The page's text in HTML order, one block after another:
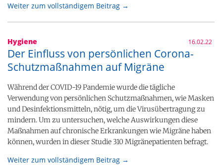
Weiter zum vollständigem Beitrag →
Hygiene 16.02.22
Der Einfluss von persönlichen Corona-
Schutzmaßnahmen auf Migräne
Während der COVID-19 Pandemie wurde die tägliche
Verwendung von persönlichen Schutzmaßnahmen, wie Masken
und Desinfektionsmitteln, nötig, um die Virusübertragung zu
mindern. Um zu untersuchen, welche Auswirkungen diese
Maßnahmen auf chronische Erkrankungen wie Migräne haben
können, wurden in dieser Studie 310 Migränepatienten befragt.
Weiter zum vollständigem Beitrag →